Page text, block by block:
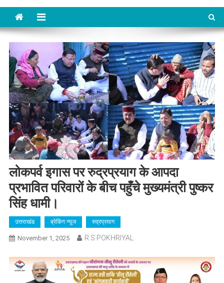
लोकपर्व इगास पर रुद्रप्रयाग के आपदा
प्रभावित परिवारों के बीच पहुँचे मुख्यमंत्री पुष्कर
सिंह धामी।
उत्तराखंड ब्रेकिंग न्यूज रुद्रप्रयाग
November 1, 2025 R.S.POKHRIYAL